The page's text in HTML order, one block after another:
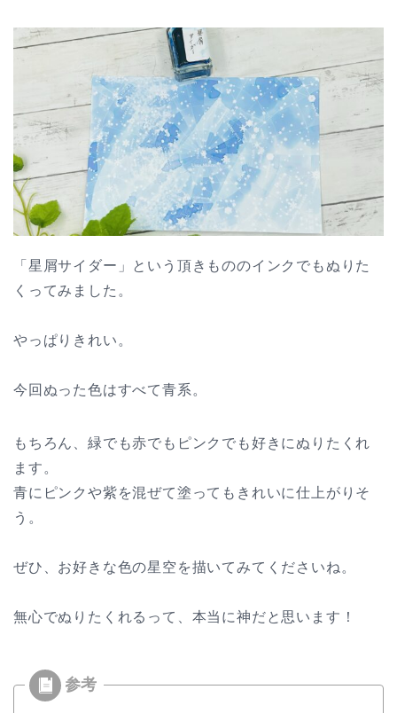
「星屑サイダー」という頂きもののインクでもぬりた
くってみました。
やっぱりきれい。
今回ぬった色はすべて青系。
もちろん、緑でも赤でもピンクでも好きにぬりたくれ
ます。
青にピンクや紫を混ぜて塗ってもきれいに仕上がりそ
う。
ぜひ、お好きな色の星空を描いてみてくださいね。
無心でぬりたくれるって、本当に神だと思います！